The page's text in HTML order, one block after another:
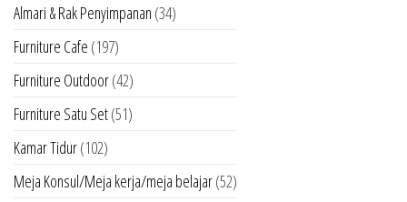
Almari & Rak Penyimpanan (34)
Furniture Cafe (197)
Furniture Outdoor(42)
Furniture Satu Set(51)
Kamar Tidur(102)
Meja Konsul/Meja kerja/meja belajar(52)